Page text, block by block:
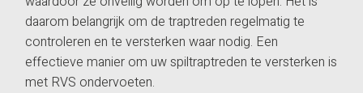
daarom belangrijk om de traptreden regelmatig te
controleren en te versterken waar nodig. Een
effectieve manier om uw spiltraptreden te versterken is
met RVS ondervoeten.